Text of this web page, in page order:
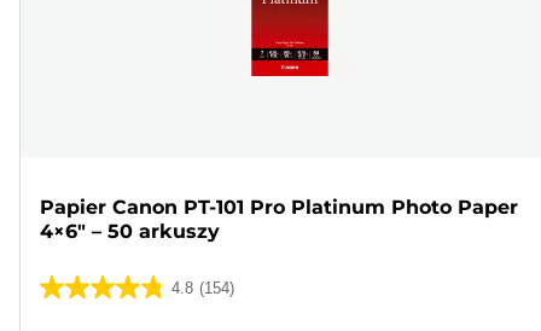
Papier Canon PT-101 Pro Platinum Photo Paper
4×6" – 50 arkuszy
4.8 (154)
4.8